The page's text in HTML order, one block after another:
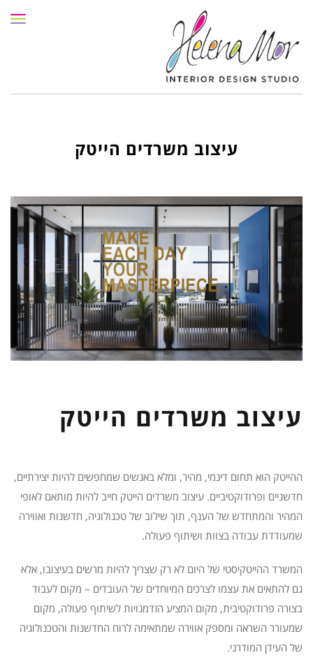
עיצוב משרדים הייטק
עיצוב משרדים הייטק
ההייטק הוא תחום דינמי, מהיר, ומלא באנשים שמחפשים להיות יצירתיים,
חדשניים ופרודוקטיביים. עיצוב משרדים הייטק חייב להיות מותאם לאופי
המהיר והמתחדש של הענף, תוך שילוב של טכנולוגיה, חדשנות ואווירה
שמעודדת עבודה בצוות ושיתוף פעולה.
המשרד ההייטקיסטי של היום לא רק שצריך להיות מרשים בעיצובו, אלא
גם להתאים את עצמו לצרכים המיוחדים של העובדים – מקום לעבוד
בצורה פרודוקטיבית, מקום המציע הזדמנויות לשיתוף פעולה, מקום
שמעורר השראה ומספק אווירה שמתאימה לרוח החדשנות והטכנולוגיה
של העידן המודרני.